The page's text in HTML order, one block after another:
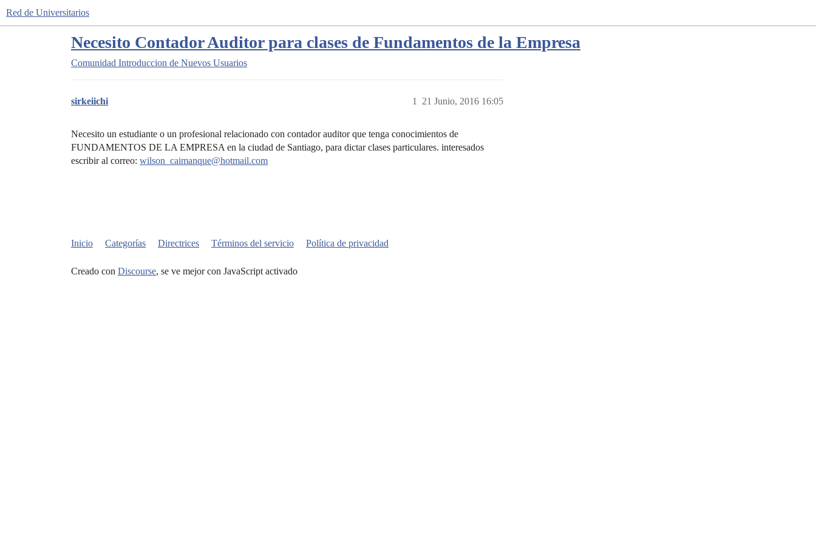
Red de Universitarios
Necesito Contador Auditor para clases de Fundamentos de la Empresa
Comunidad Introduccion de Nuevos Usuarios
sirkeiichi 21 Junio, 2016 16:05
1
Necesito un estudiante o un profesional relacionado con contador auditor que tenga conocimientos de
FUNDAMENTOS DE LA EMPRESA en la ciudad de Santiago, para dictar clases particulares. interesados
escribir al correo: wilson_caimanque@hotmail.com
Inicio Categorías Directrices Términos del servicio Política de privacidad
Creado con Discourse, se ve mejor con JavaScript activado